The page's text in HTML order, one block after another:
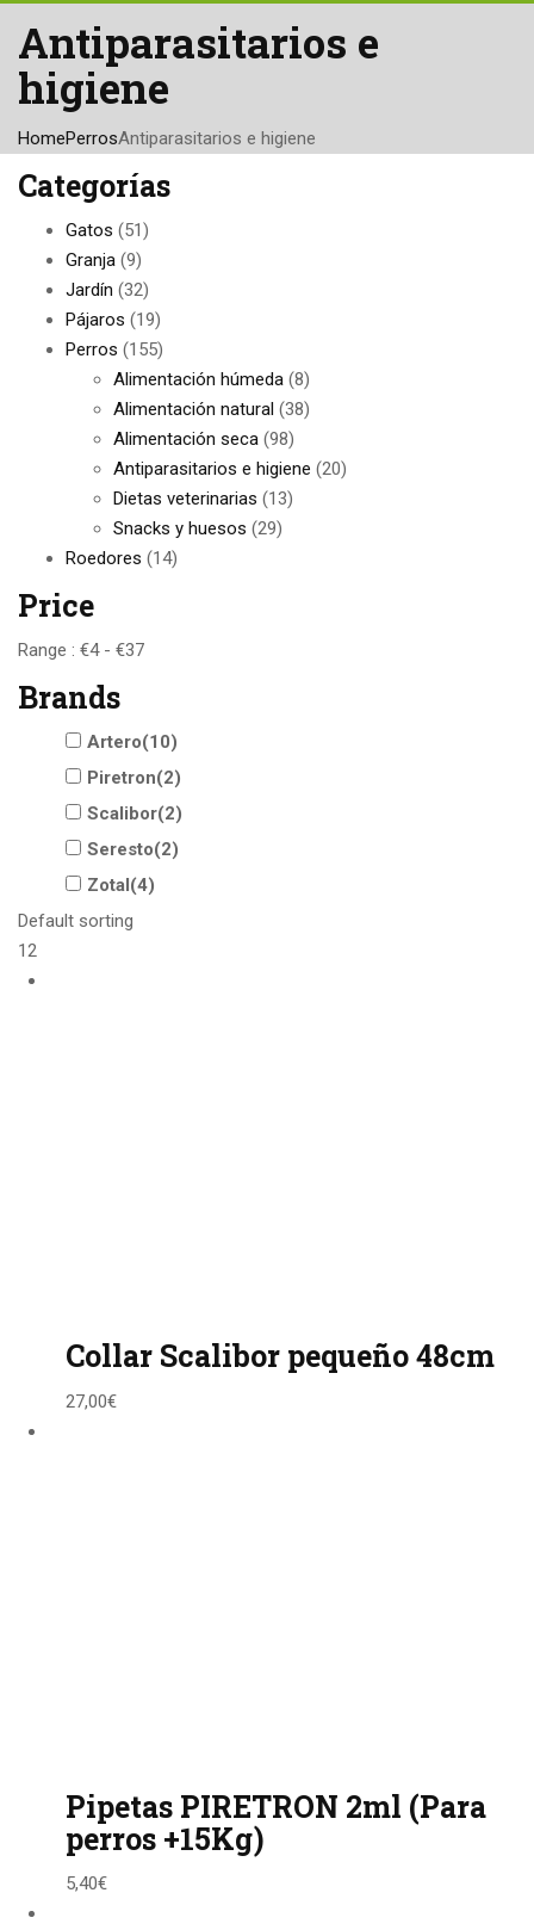
Antiparasitarios e
higiene
HomePerrosAntiparasitarios e higiene
Categorías
Gatos (51)
Granja (9)
Jardín (32)
Pájaros (19)
Perros (155)
Alimentación húmeda (8)
Alimentación natural (38)
Alimentación seca (98)
Antiparasitarios e higiene (20)
Dietas veterinarias (13)
Snacks y huesos (29)
Roedores (14)
Price
Range : €4- €37
Brands
Artero(10)
Piretron(2)
Scalibor(2)
Seresto(2)
Zotal(4)
Default sorting
12
Collar Scalibor pequeño 48cm
27,00€
Pipetas PIRETRON 2ml (Para
perros +15Kg)
5,40€